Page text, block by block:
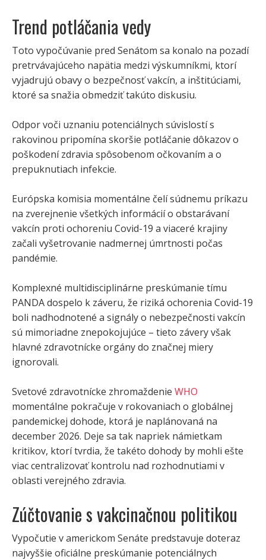
Trend potláčania vedy
Toto vypočúvanie pred Senátom sa konalo na pozadí
pretrvávajúceho napätia medzi výskumníkmi, ktorí
vyjadrujú obavy o bezpečnosť vakcín, a inštitúciami,
ktoré sa snažia obmedziť takúto diskusiu.
Odpor voči uznaniu potenciálnych súvislostí s
rakovinou pripomína skoršie potláčanie dôkazov o
poškodení zdravia spôsobenom očkovaním a o
prepuknutiach infekcie.
Európska komisia momentálne čelí súdnemu príkazu
na zverejnenie všetkých informácií o obstarávaní
vakcín proti ochoreniu Covid-19 a viaceré krajiny
začali vyšetrovanie nadmernej úmrtnosti počas
pandémie.
Komplexné multidisciplinárne preskúmanie tímu
PANDA dospelo k záveru, že riziká ochorenia Covid-19
boli nadhodnotené a signály o nebezpečnosti vakcín
sú mimoriadne znepokojujúce – tieto závery však
hlavné zdravotnícke orgány do značnej miery
ignorovali.
Svetové zdravotnícke zhromaždenie WHO
momentálne pokračuje v rokovaniach o globálnej
pandemickej dohode, ktorá je naplánovaná na
december 2026. Deje sa tak napriek námietkam
kritikov, ktorí tvrdia, že takéto dohody by mohli ešte
viac centralizovať kontrolu nad rozhodnutiami v
oblasti verejného zdravia.
Zúčtovanie s vakcinačnou politikou
Vypočutie v americkom Senáte predstavuje doteraz
najvyššie oficiálne preskúmanie potenciálnych